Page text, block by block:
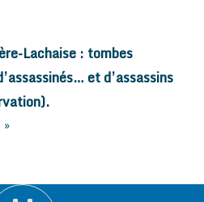
Lachaise : tombes
et d’assassins
»